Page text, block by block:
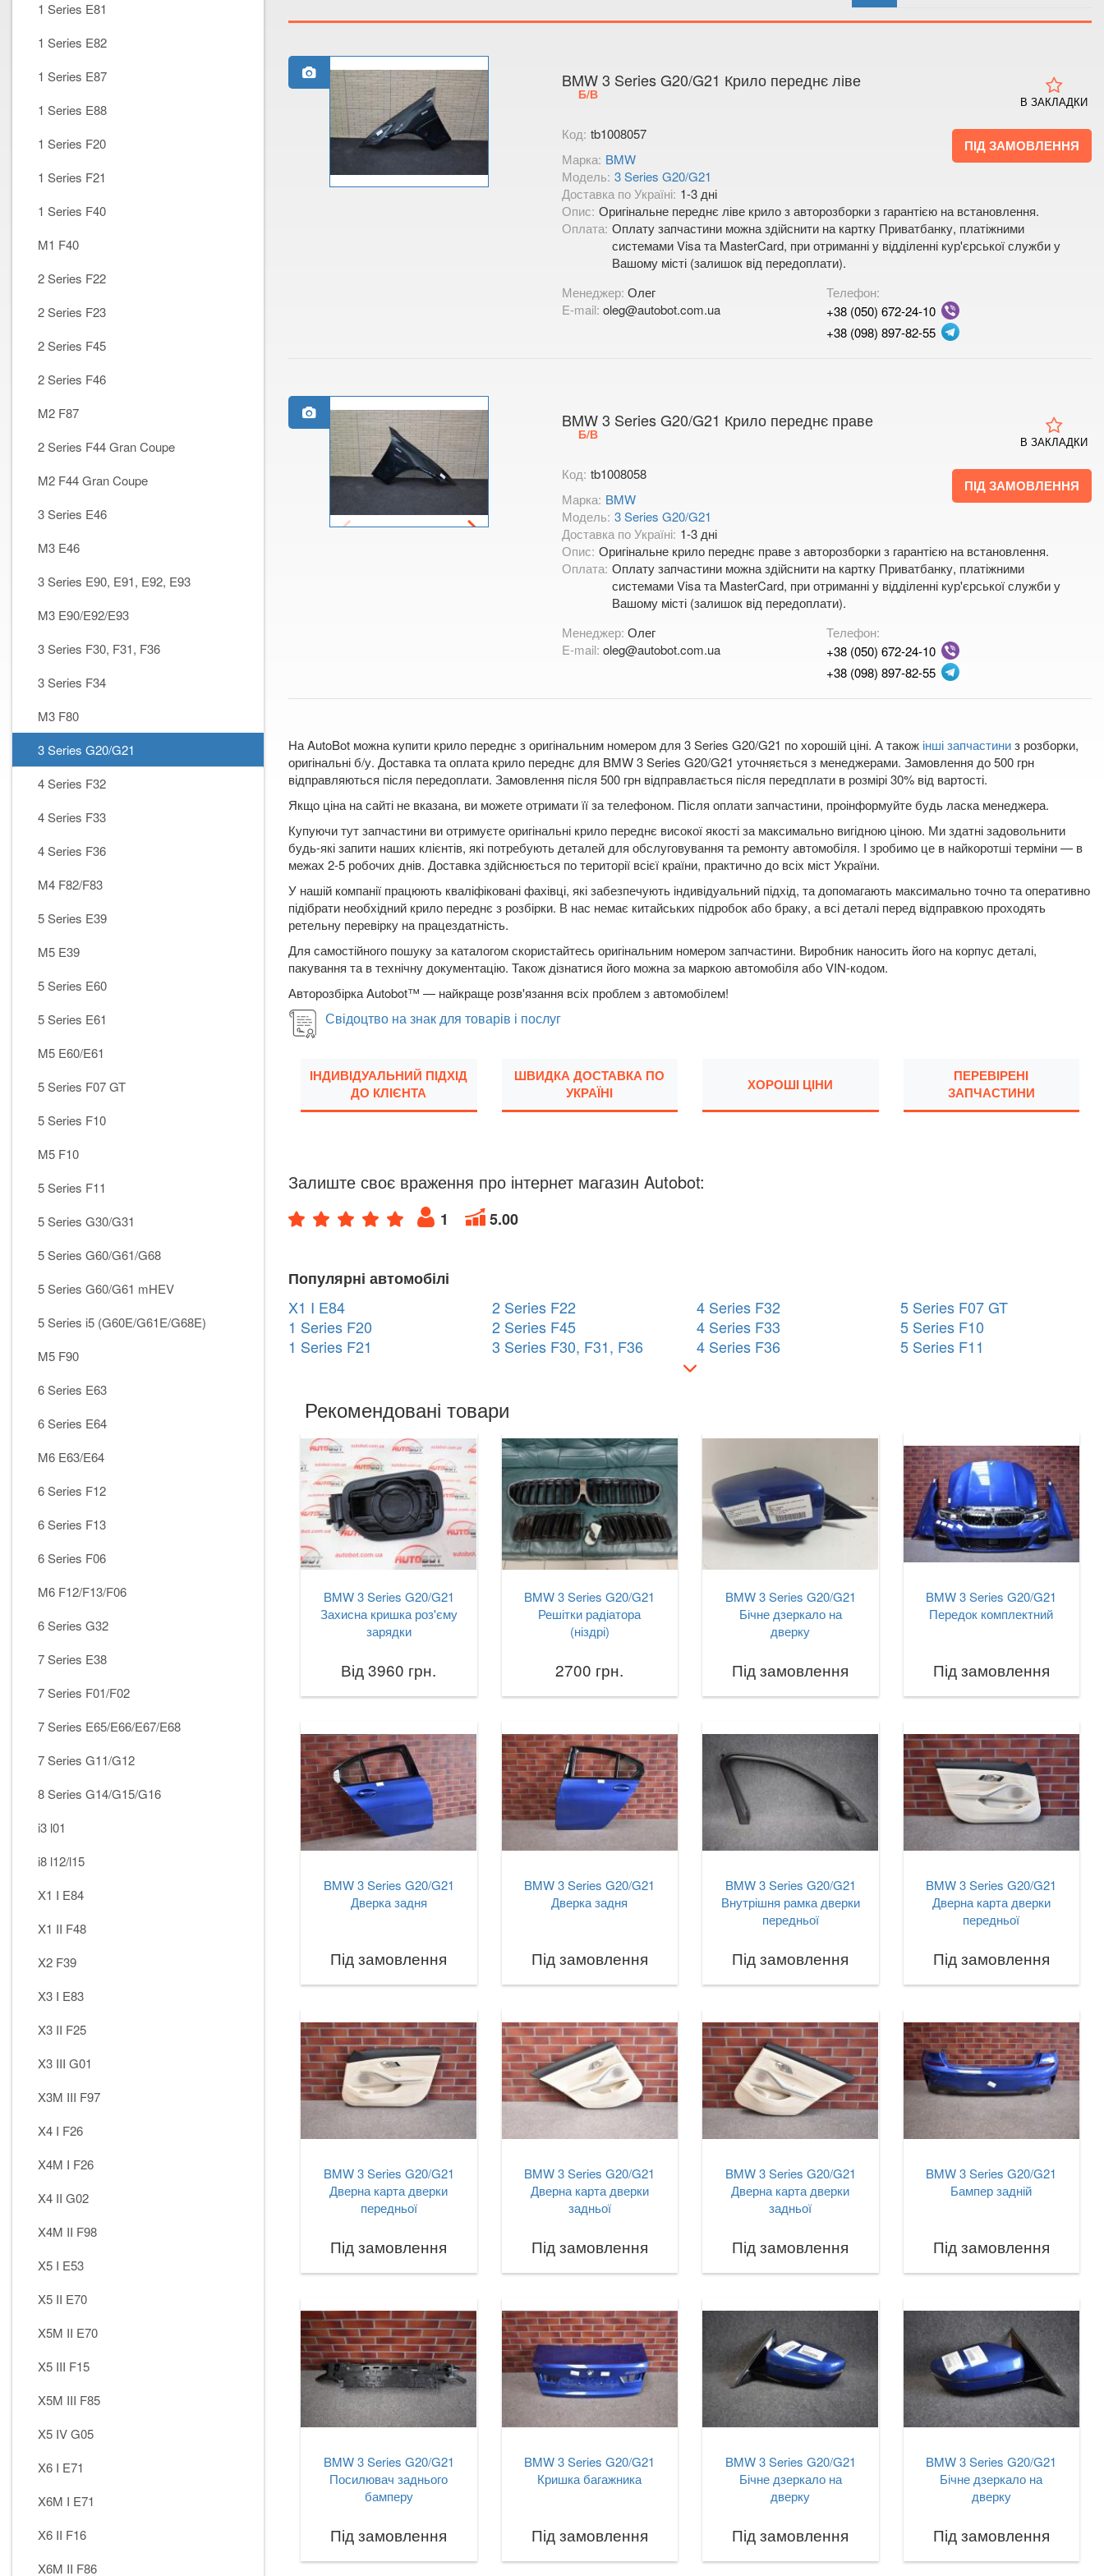
1 Series E81
1 Series E82
1 Series E87
1 Series E88
1 Series F20
1 Series F21
1 Series F40
M1 F40
2 Series F22
2 Series F23
2 Series F45
2 Series F46
M2 F87
2 Series F44 Gran Coupe
M2 F44 Gran Coupe
3 Series E46
M3 E46
3 Series E90, E91, E92, E93
M3 E90/E92/E93
3 Series F30, F31, F36
3 Series F34
M3 F80
3 Series G20/G21
4 Series F32
4 Series F33
4 Series F36
M4 F82/F83
5 Series E39
M5 E39
5 Series E60
5 Series E61
M5 E60/E61
5 Series F07 GT
5 Series F10
M5 F10
5 Series F11
5 Series G30/G31
5 Series G60/G61/G68
5 Series G60/G61 mHEV
5 Series i5 (G60E/G61E/G68E)
M5 F90
6 Series E63
6 Series E64
M6 E63/E64
6 Series F12
6 Series F13
6 Series F06
M6 F12/F13/F06
6 Series G32
7 Series E38
7 Series F01/F02
7 Series E65/E66/E67/E68
7 Series G11/G12
8 Series G14/G15/G16
i3 l01
i8 l12/l15
X1 I E84
X1 II F48
X2 F39
X3 I E83
X3 II F25
X3 III G01
X3M III F97
X4 I F26
X4M I F26
X4 II G02
X4M II F98
X5 I E53
X5 II E70
X5M II E70
X5 III F15
X5M III F85
X5 IV G05
X6 I E71
X6M I E71
X6 II F16
X6M II F86
BMW 3 Series G20/G21 Крило переднє ліве
Б/В
ПІД ЗАМОВЛЕННЯ
В ЗАКЛАДКИ
Код: tb1008057
Марка: BMW
Модель: 3 Series G20/G21
Доставка по Україні: 1-3 дні
Опис: Оригінальне переднє ліве крило з авторозборки з гарантією на встановлення.
Оплата: Оплату запчастини можна здійснити на картку Приватбанку, платіжними
системами Visa та MasterCard, при отриманні у відділенні кур'єрської служби у
Вашому місті (залишок від передоплати).
Менеджер: Олег
E-mail: oleg@autobot.com.ua
Телефон:
+38 (050) 672-24-10
+38 (098) 897-82-55
BMW 3 Series G20/G21 Крило переднє праве
Б/В
ПІД ЗАМОВЛЕННЯ
В ЗАКЛАДКИ
Код: tb1008058
Марка: BMW
Модель: 3 Series G20/G21
Доставка по Україні: 1-3 дні
Опис: Оригінальне крило переднє праве з авторозборки з гарантією на встановлення.
Оплата: Оплату запчастини можна здійснити на картку Приватбанку, платіжними
системами Visa та MasterCard, при отриманні у відділенні кур'єрської служби у
Вашому місті (залишок від передоплати).
Менеджер: Олег
E-mail: oleg@autobot.com.ua
Телефон:
+38 (050) 672-24-10
+38 (098) 897-82-55
На AutoBot можна купити крило переднє з оригінальним номером для 3 Series G20/G21 по хорошій ціні. А також інші запчастиниз розборки,
оригінальні б/у. Доставка та оплата крило переднє для BMW 3 Series G20/G21 уточняється з менеджерами. Замовлення до 500 грн
відправляються після передоплати. Замовлення після 500 грн відправлається після передплати в розмірі 30% від вартості.
Якщо ціна на сайті не вказана, ви можете отримати її за телефоном. Після оплати запчастини, проінформуйте будь ласка менеджера.
Купуючи тут запчастини ви отримуєте оригінальні крило переднє високої якості за максимально вигідною ціною. Ми здатні задовольнити
будь-які запити наших клієнтів, які потребують деталей для обслуговування та ремонту автомобіля. І зробимо це в найкоротші терміни — в
межах 2-5 робочих днів. Доставка здійснюється по території всієї країни, практично до всіх міст України.
У нашій компанії працюють кваліфіковані фахівці, які забезпечують індивідуальний підхід, та допомагають максимально точно та оперативно
підібрати необхідний крило переднє з розбірки. В нас немає китайських підробок або браку, а всі деталі перед відправкою проходять
ретельну перевірку на працездатність.
Для самостійного пошуку за каталогом скористайтесь оригінальним номером запчастини. Виробник наносить його на корпус деталі,
пакування та в технічну документацію. Також дізнатися його можна за маркою автомобіля або VIN-кодом.
Авторозбірка Autobot™ — найкраще розв'язання всіх проблем з автомобілем!
Свідоцтво на знак для товарів і послуг
ІНДИВІДУАЛЬНИЙ ПІДХІД
ДО КЛІЄНТА
ШВИДКА ДОСТАВКА ПО
УКРАЇНІ
ХОРОШІ ЦІНИ
ПЕРЕВІРЕНІ
ЗАПЧАСТИНИ
Залиште своє враження про інтернет магазин Autobot:
1 5.00
Популярні автомобілі
X1 I E84
1 Series F20
1 Series F21
2 Series F22
2 Series F45
3 Series F30, F31, F36
4 Series F32
4 Series F33
4 Series F36
5 Series F07 GT
5 Series F10
5 Series F11
Показати на мапі
Рекомендовані товари
BMW 3 Series G20/G21
Захисна кришка роз'єму
зарядки
Від 3960 грн.
BMW 3 Series G20/G21
Решітки радіатора
(ніздрі)
2700 грн.
BMW 3 Series G20/G21
Бічне дзеркало на
дверку
Під замовлення
BMW 3 Series G20/G21
Передок комплектний
Під замовлення
BMW 3 Series G20/G21
Дверка задня
Під замовлення
BMW 3 Series G20/G21
Дверка задня
Під замовлення
BMW 3 Series G20/G21
Внутрішня рамка дверки
передньої
Під замовлення
BMW 3 Series G20/G21
Дверна карта дверки
передньої
Під замовлення
BMW 3 Series G20/G21
Дверна карта дверки
передньої
Під замовлення
BMW 3 Series G20/G21
Дверна карта дверки
задньої
Під замовлення
BMW 3 Series G20/G21
Дверна карта дверки
задньої
Під замовлення
BMW 3 Series G20/G21
Бампер задній
Під замовлення
BMW 3 Series G20/G21
Посилювач заднього
бамперу
Під замовлення
BMW 3 Series G20/G21
Кришка багажника
Під замовлення
BMW 3 Series G20/G21
Бічне дзеркало на
дверку
Під замовлення
BMW 3 Series G20/G21
Бічне дзеркало на
дверку
Під замовлення